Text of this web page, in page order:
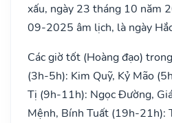
xấu, ngày 23 tháng 10 năm
09-2025 âm lịch, là ngày
Các giờ tốt (Hoàng đạo)
(3h-5h): Kim Quỹ, Kỷ Mão
Tị (9h-11h): Ngọc Đường,
Mệnh, Bính Tuất (19h-21h):